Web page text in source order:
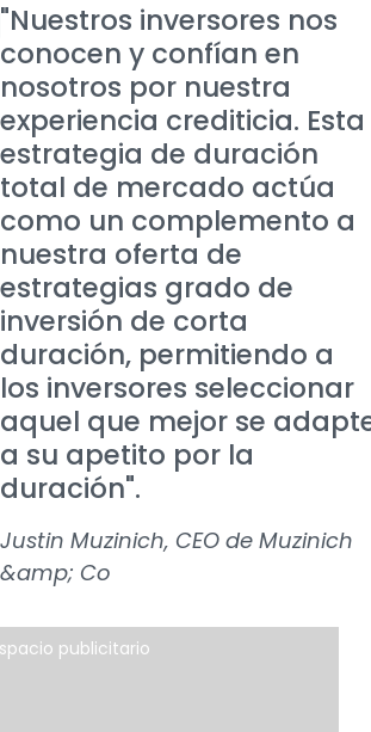
"Nuestros inversores nos
conocen y confían en
nosotros por nuestra
experiencia crediticia. Esta
estrategia de duración
total de mercado actúa
como un complemento a
nuestra oferta de
estrategias grado de
inversión de corta
duración, permitiendo a
los inversores seleccionar
aquel que mejor se
a su apetito por la
duración".
Justin Muzinich, CEO de Muzinich
&amp; Co
publicitario